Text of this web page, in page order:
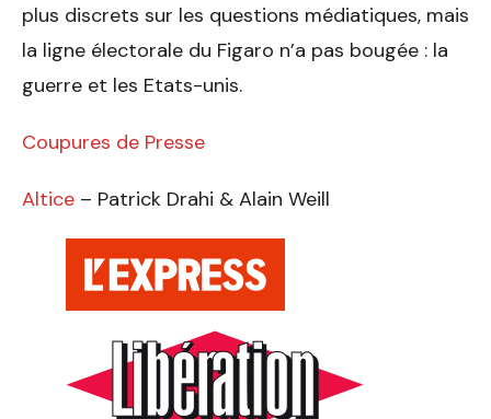
plus discrets sur les questions médiatiques, mais
la ligne électorale du Figaro n’a pas bougée : la
guerre et les Etats-unis.
Coupures de Presse
Altice – Patrick Drahi & Alain Weill